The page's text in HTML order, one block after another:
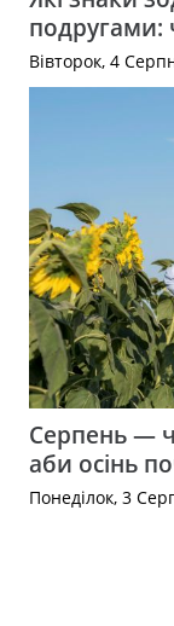
подругами:
Вівторок, 4
Серпень —
аби осінь
Понеділок, 3